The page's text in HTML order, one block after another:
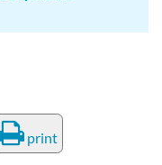
print